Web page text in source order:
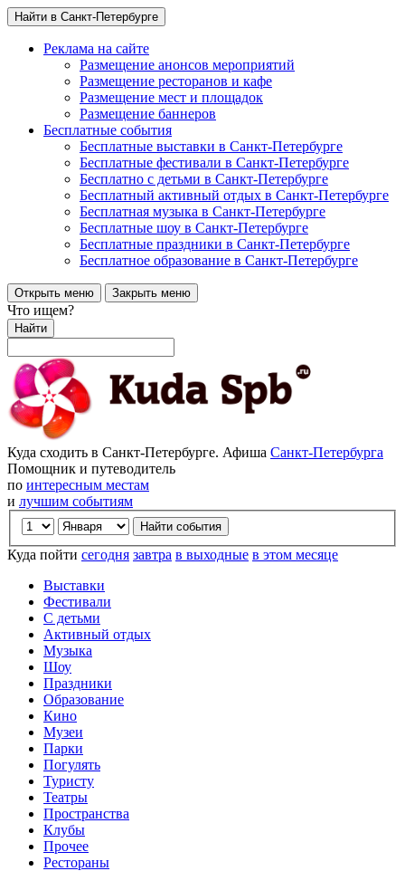
Найти в Санкт-Петербурге
Реклама на сайте
Размещение анонсов мероприятий
Размещение ресторанов и кафе
Размещение мест и площадок
Размещение баннеров
Бесплатные события
Бесплатные выставки в Санкт-Петербурге
Бесплатные фестивали в Санкт-Петербурге
Бесплатно с детьми в Санкт-Петербурге
Бесплатный активный отдых в Санкт-Петербурге
Бесплатная музыка в Санкт-Петербурге
Бесплатные шоу в Санкт-Петербурге
Бесплатные праздники в Санкт-Петербурге
Бесплатное образование в Санкт-Петербурге
Открыть меню Закрыть меню
Что ищем?
Найти
Куда сходить в Санкт-Петербурге. Афиша Санкт-Петербурга
Помощник и путеводитель
по интересным местам
и лучшим событиям
Куда пойти сегодня завтра в выходные в этом месяце
Выставки
Фестивали
С детьми
Активный отдых
Музыка
Шоу
Праздники
Образование
Кино
Музеи
Парки
Погулять
Туристу
Театры
Пространства
Клубы
Прочее
Рестораны